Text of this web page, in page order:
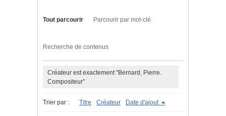
Tout parcourir Parcourir par mot-clé
Recherche de contenus
Créateur est exactement "Bernard, Pierre.
Compositeur"
Trier par : Titre Créateur Date d'ajout